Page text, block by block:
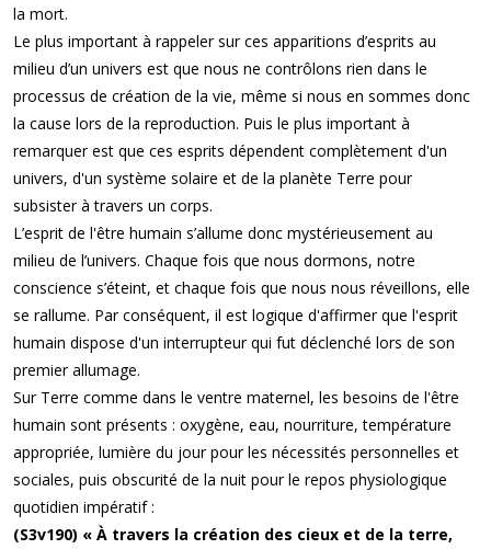
la mort.
Le plus important à rappeler sur ces apparitions d’esprits au
milieu d’un univers est que nous ne contrôlons rien dans le
processus de création de la vie, même si nous en sommes donc
la cause lors de la reproduction. Puis le plus important à
remarquer est que ces esprits dépendent complètement d'un
univers, d'un système solaire et de la planète Terre pour
subsister à travers un corps.
L’esprit de l'être humain s’allume donc mystérieusement au
milieu de l’univers. Chaque fois que nous dormons, notre
conscience s’éteint, et chaque fois que nous nous réveillons, elle
se rallume. Par conséquent, il est logique d'affirmer que l'esprit
humain dispose d'un interrupteur qui fut déclenché lors de son
premier allumage.
Sur Terre comme dans le ventre maternel, les besoins de l'être
humain sont présents : oxygène, eau, nourriture, température
appropriée, lumière du jour pour les nécessités personnelles et
sociales, puis obscurité de la nuit pour le repos physiologique
quotidien impératif :
(S3v190) « À travers la création des cieux et de la terre,